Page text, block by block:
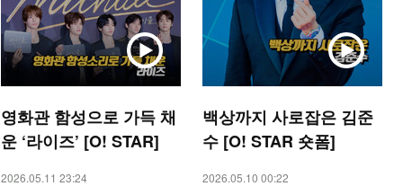
영화관 함성으로 가득 채
운 ‘라이즈’ [O! STAR]
2026.05.11 23:24
백상까지 사로잡은 김준
수 [O! STAR 숏폼]
2026.05.10 00:22